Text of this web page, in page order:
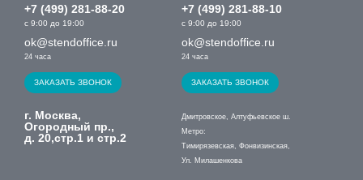
+7 (499) 281-88-20
с 9:00 до 19:00
ok@stendoffice.ru
24 часа
ЗАКАЗАТЬ ЗВОНОК
+7 (499) 281-88-10
с 9:00 до 19:00
ok@stendoffice.ru
24 часа
ЗАКАЗАТЬ ЗВОНОК
г. Москва,
Огородный пр.,
д. 20,стр.1 и стр.2
Дмитровское, Алтуфьевское ш.
Метро:
Тимирязевская, Фонвизинская,
Ул. Милашенкова